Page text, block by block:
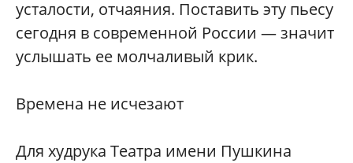
усталости, отчаяния. Поставить эту пьесу
сегодня в современной России — значит
услышать ее молчаливый крик.
Времена не исчезают
Для худрука Театра имени Пушкина